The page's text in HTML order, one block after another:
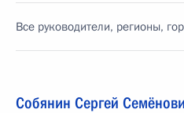
Все руководители, регионы,
Собянин Сергей